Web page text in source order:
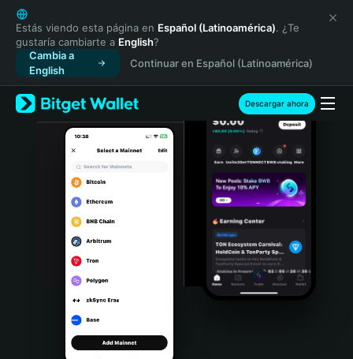
English
日本語
Tiếng Việt
Русский
Español (Latinoamérica)
Türkçe
Italiano
Português (Portugal)
Bahasa Indonesia
Português (Brasil)
Español (Argentina)
Estás viendo esta página en Español (Latinoamérica). ¿Te
gustaría cambiarte a English?
Cambia a
English
Continuar en Español (Latinoamérica)
Descargar ahora